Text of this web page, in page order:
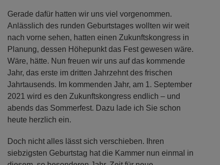
Gerade dafür hatten wir uns viel vorgenommen.
Anlässlich des runden Geburtstages wollten wir weit
nach vorne sehen, hatten einen Zukunftskongress in
Planung, dessen Höhepunkt das Fest gewesen wäre.
Wäre, hätte. Nun freuen wir uns auf das kommende
Jahr, das erste im dritten Jahrzehnt des frischen
Jahrtausends. Im kommenden Jahr, am 1. September
2021 wird es den Zukunftskongress endlich – und
abends das Sommerfest. Dazu lade ich Sie schon
heute herzlich ein.
Doch nicht alles lässt sich verschieben. Ihren
siebzigsten Geburtstag hat die Kammer nun einmal in